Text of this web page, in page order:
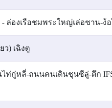
ล่องเรือชมพระใหญ่เล่อซาน-ง้อ
ว) เฉิงตู
ท่กู่หลี่-ถนนคนเดินชุนซีลู่-ตึก